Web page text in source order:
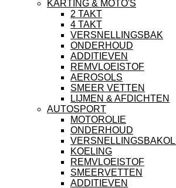
KARTING & MOTO'S
2 TAKT
4 TAKT
VERSNELLINGSBAK
ONDERHOUD
ADDITIEVEN
REMVLOEISTOF
AEROSOLS
SMEER VETTEN
LIJMEN & AFDICHTEN
AUTOSPORT
MOTOROLIE
ONDERHOUD
KOELING
REMVLOEISTOF
SMEERVETTEN
ADDITIEVEN